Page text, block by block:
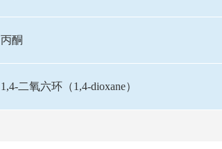
丙酮
1,4-二氧六环（1,4-dioxane）